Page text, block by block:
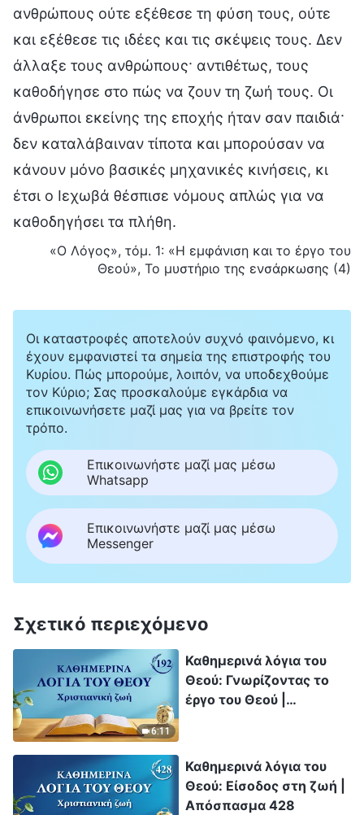
ανθρώπους ούτε εξέθεσε τη φύση τους, ούτε
και εξέθεσε τις ιδέες και τις σκέψεις τους. Δεν
άλλαξε τους ανθρώπους· αντιθέτως, τους
καθοδήγησε στο πώς να ζουν τη ζωή τους. Οι
άνθρωποι εκείνης της εποχής ήταν σαν παιδιά·
δεν καταλάβαιναν τίποτα και μπορούσαν να
κάνουν μόνο βασικές μηχανικές κινήσεις, κι
έτσι ο Ιεχωβά θέσπισε νόμους απλώς για να
καθοδηγήσει τα πλήθη.
«Ο Λόγος», τόμ. 1: «Η εμφάνιση και το έργο του
Θεού», Το μυστήριο της ενσάρκωσης (4)
Οι καταστροφές αποτελούν συχνό φαινόμενο, κι
έχουν εμφανιστεί τα σημεία της επιστροφής του
Κυρίου. Πώς μπορούμε, λοιπόν, να υποδεχθούμε
τον Κύριο; Σας προσκαλούμε εγκάρδια να
επικοινωνήσετε μαζί μας για να βρείτε τον
τρόπο.
Επικοινωνήστε μαζί μας μέσω
Whatsapp
Επικοινωνήστε μαζί μας μέσω
Messenger
Σχετικό περιεχόμενο
6:11
Καθημερινά λόγια του
Θεού: Γνωρίζοντας το
έργο του Θεού |
Καθημερινά λόγια του
Θεού: Είσοδος στη ζωή |
Απόσπασμα 428